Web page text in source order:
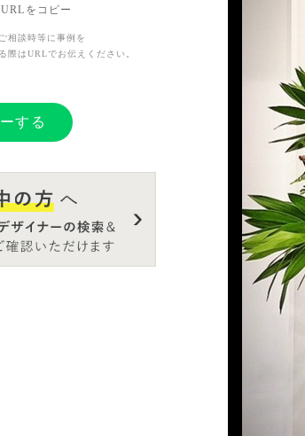
をコピー
相談時等に事例を
際はURLでお伝えください。
する